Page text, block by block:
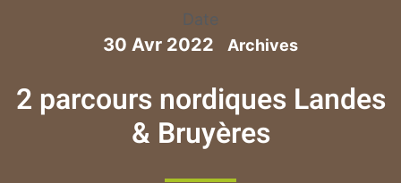
Date
30 Avr 2022
2 parcours nordiques Landes
& Bruyères